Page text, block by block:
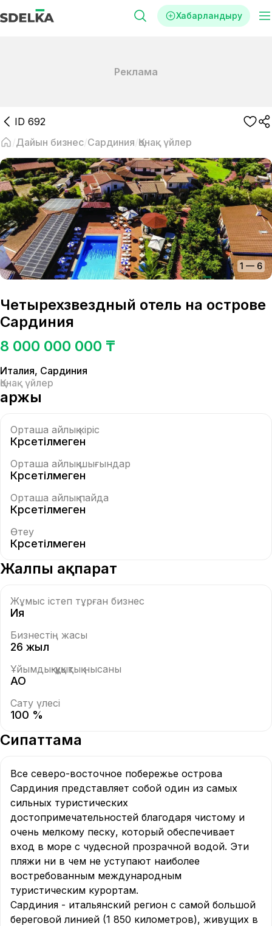
Хабарландыру
Реклама
ID 692
Дайын бизнес Сардиния Қонақ үйлер
1 — 6
Четырехзвездный отель на острове
Сардиния
8 000 000 000 ₸
Италия, Сардиния
Қонақ үйлер
Қаржы
Орташа айлық кіріс
Көрсетілмеген
Орташа айлық шығындар
Көрсетілмеген
Орташа айлық пайда
Көрсетілмеген
Өтеу
Көрсетілмеген
Жалпы ақпарат
Жұмыс істеп тұрған бизнес
Ия
Бизнестің жасы
26 жыл
Ұйымдық-құқықтық нысаны
АО
Сату үлесі
100 %
Сипаттама
Все северо-восточное побережье острова
Сардиния представляет собой один из самых
сильных туристических
достопримечательностей благодаря чистому и
очень мелкому песку, который обеспечивает
вход в море с чудесной прозрачной водой. Эти
пляжи ни в чем не уступают наиболее
востребованным международным
туристическим курортам.
Сардиния - итальянский регион с самой большой
береговой линией (1 850 километров), живущих в